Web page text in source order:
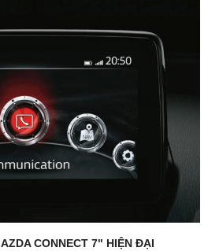
CONNECT 7" HIỆN ĐẠI